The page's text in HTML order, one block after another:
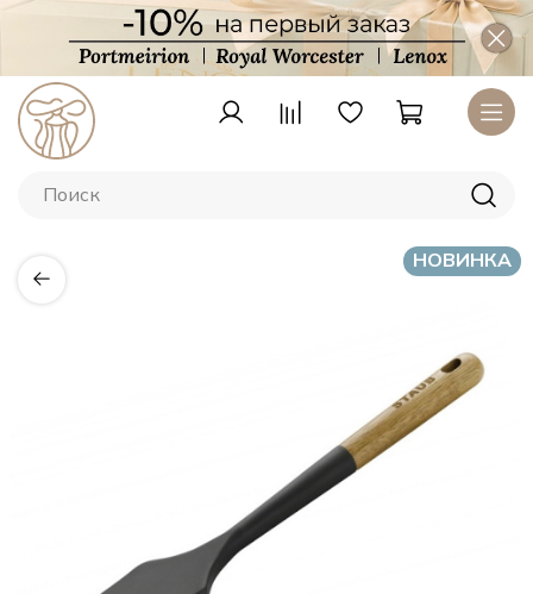
НОВИНКА